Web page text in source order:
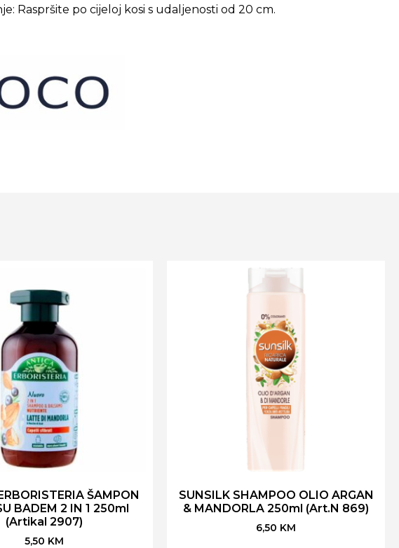
Raspršite po cijeloj kosi s udaljenosti od 20 cm.
ŠAMPON
BADEM 2 IN 1 250ml
(Artikal 2907)
5,50 KM
SUNSILK SHAMPOO OLIO ARGAN
& MANDORLA 250ml (Art.N 869)
6,50 KM